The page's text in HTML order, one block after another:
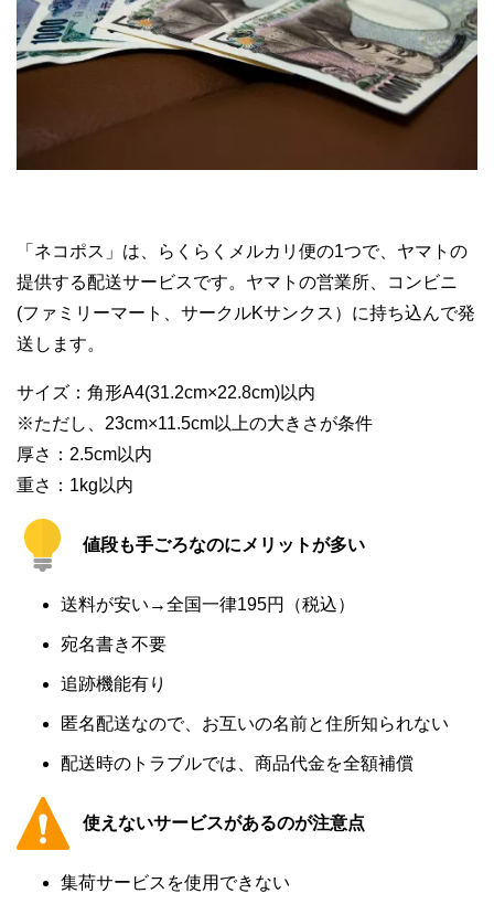
「ネコポス」は、らくらくメルカリ便の1つで、ヤマトの
提供する配送サービスです。ヤマトの営業所、コンビニ
(ファミリーマート、サークルKサンクス）に持ち込んで発
送します。
サイズ：角形A4(31.2cm×22.8cm)以内
※ただし、23cm×11.5cm以上の大きさが条件
厚さ：2.5cm以内
重さ：1kg以内
値段も手ごろなのにメリットが多い
送料が安い→全国一律195円（税込）
宛名書き不要
追跡機能有り
匿名配送なので、お互いの名前と住所知られない
配送時のトラブルでは、商品代金を全額補償
使えないサービスがあるのが注意点
集荷サービスを使用できない